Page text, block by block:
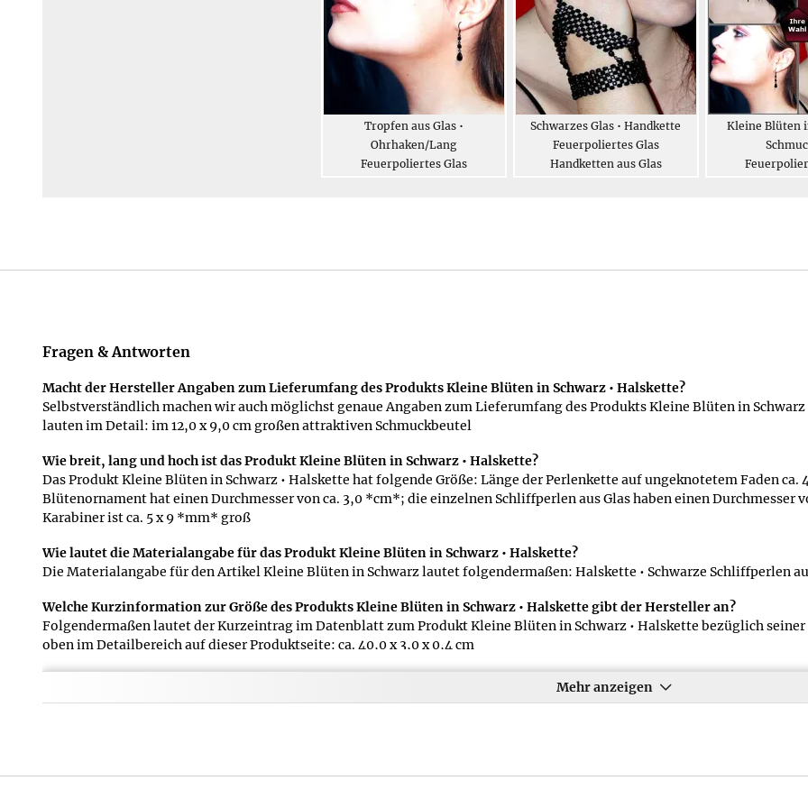
Tropfen aus Glas •
Ohrhaken/Lang
Feuerpoliertes Glas
Schwarzes Glas • Handkette
Feuerpoliertes Glas
Handketten aus Glas
Kleine Blüten
Fragen & Antworten
Macht der Hersteller Angaben zum Lieferumfang des Produkts Kleine Blüten in Schwarz • Halskette?
Selbstverständlich machen wir auch möglichst genaue Angaben zum Lieferumfang des Produkts Kleine Blüten in
lauten im Detail: im 12,0 x 9,0 cm großen attraktiven Schmuckbeutel
Wie breit, lang und hoch ist das Produkt Kleine Blüten in Schwarz • Halskette?
Das Produkt Kleine Blüten in Schwarz • Halskette hat folgende Größe: Länge der Perlenkette auf ungeknotetem Faden ca.
Blütenornament hat einen Durchmesser von ca. 3,0 *cm*; die einzelnen Schliffperlen aus Glas haben einen Durchmesser
Karabiner ist ca. 5 x 9 *mm* groß
Wie lautet die Materialangabe für das Produkt Kleine Blüten in Schwarz • Halskette?
Die Materialangabe für den Artikel Kleine Blüten in Schwarz lautet folgendermaßen: Halskette • Schwarze Schliffperlen
Welche Kurzinformation zur Größe des Produkts Kleine Blüten in Schwarz • Halskette gibt der Hersteller an?
Folgendermaßen lautet der Kurzeintrag im Datenblatt zum Produkt Kleine Blüten in Schwarz • Halskette bezüglich
oben im Detailbereich auf dieser Produktseite: ca. 40,0 x 3,0 x 0,4 cm
Welches Gewicht hat das Produkts Kleine Blüten in Schwarz • Halskette?
Bitte beachten Sie bei den Gewichtsangaben in unserem Onlineshop ob es sich um das
Welche Kurzinformation zum Material des Produkts Kleine Blüten in Schwarz •
Mehr anzeigen